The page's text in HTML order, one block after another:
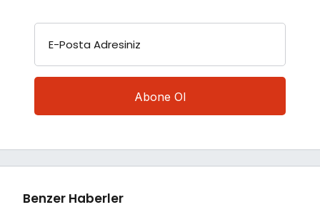
E-Posta Adresiniz
Benzer Haberler